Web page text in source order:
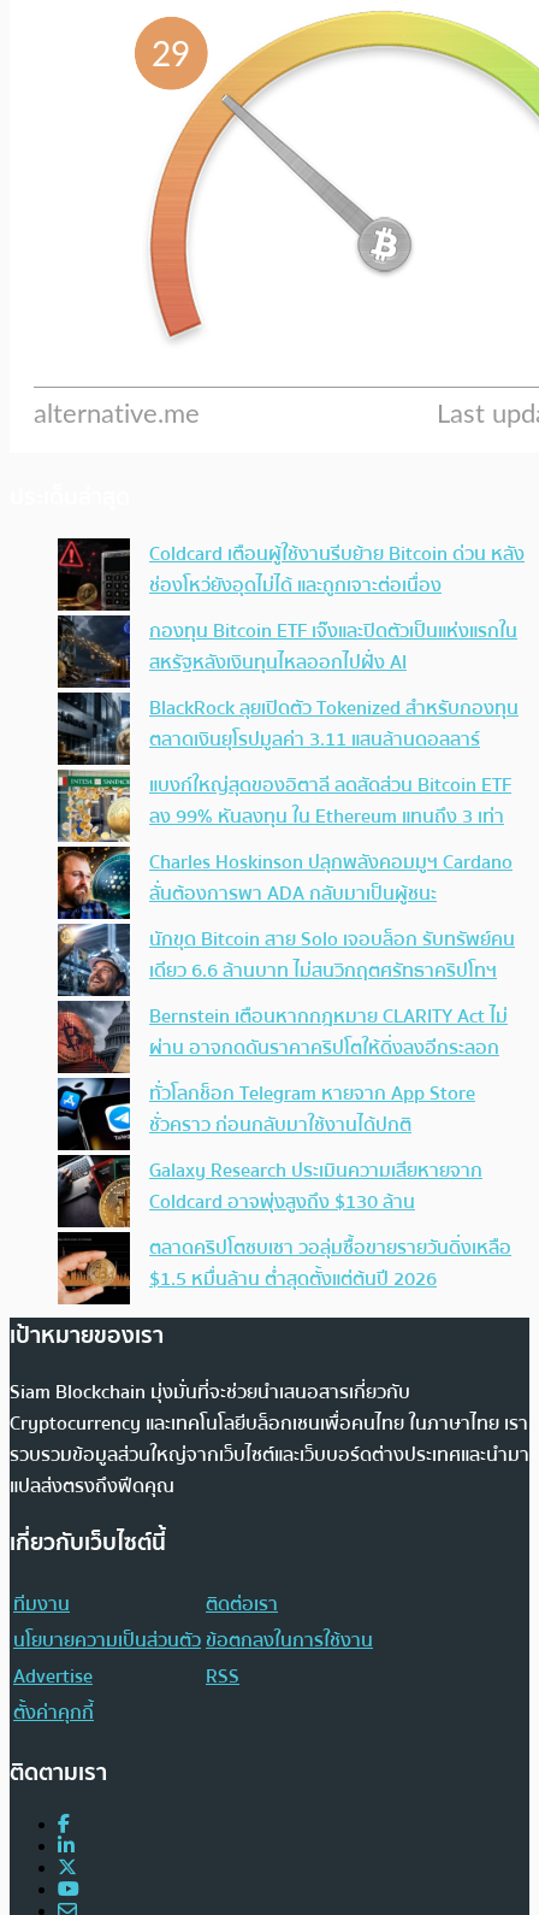
Coldcard เตือนผู้ใช้งานรีบย้าย Bitcoin ด่วน หลัง
ช่องโหว่ยังอุดไม่ได้ และถูกเจาะต่อเนื่อง
กองทุน Bitcoin ETF เจ๊งและปิดตัวเป็นแห่งแรกใน
สหรัฐหลังเงินทุนไหลออกไปฝั่ง AI
BlackRock ลุยเปิดตัว Tokenized สำหรับกองทุน
ตลาดเงินยุโรปมูลค่า 3.11 แสนล้านดอลลาร์
แบงก์ใหญ่สุดของอิตาลี ลดสัดส่วน Bitcoin ETF
ลง 99% หันลงทุน ใน Ethereum แทนถึง 3 เท่า
Charles Hoskinson ปลุกพลังคอมมูฯ Cardano
ลั่นต้องการพา ADA กลับมาเป็นผู้ชนะ
นักขุด Bitcoin สาย Solo เจอบล็อก รับทรัพย์คน
เดียว 6.6 ล้านบาท ไม่สนวิกฤตศรัทธาคริปโทฯ
Bernstein เตือนหากกฎหมาย CLARITY Act ไม่
ผ่าน อาจกดดันราคาคริปโตให้ดิ่งลงอีกระลอก
ทั่วโลกช็อก Telegram หายจาก App Store
ชั่วคราว ก่อนกลับมาใช้งานได้ปกติ
Galaxy Research ประเมินความเสียหายจาก
Coldcard อาจพุ่งสูงถึง $130 ล้าน
ตลาดคริปโตซบเซา วอลุ่มซื้อขายรายวันดิ่งเหลือ
$1.5 หมื่นล้าน ต่ำสุดตั้งแต่ต้นปี 2026
เป้าหมายของเรา
Siam Blockchain มุ่งมั่นที่จะช่วยนำเสนอสารเกี่ยวกับ
Cryptocurrency และเทคโนโลยีบล็อกเชนเพื่อคนไทย ในภาษาไทย เรา
รวบรวมข้อมูลส่วนใหญ่จากเว็บไซต์และเว็บบอร์ดต่างประเทศและนำมา
แปลส่งตรงถึงฟีดคุณ
เกี่ยวกับเว็บไซต์นี้
ทีมงาน
ติดต่อเรา
นโยบายความเป็นส่วนตัวข้อตกลงในการใช้งาน
Advertise
RSS
ตั้งค่าคุกกี้
ติดตามเรา